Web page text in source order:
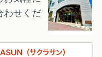
わせくだ